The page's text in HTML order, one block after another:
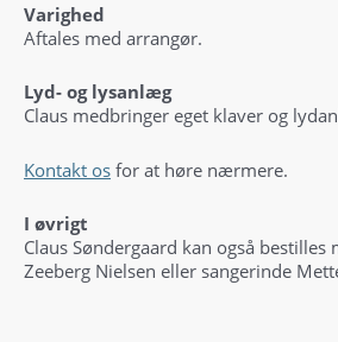
Varighed
Aftales med arrangør.
Lyd- og lysanlæg
Claus medbringer eget klaver og
Kontakt os for at høre nærmere.
I øvrigt
Claus Søndergaard kan også bestilles
Zeeberg Nielsen eller sangerinde